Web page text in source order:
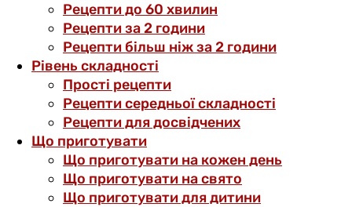
Рецепти до 60 хвилин
Рецепти за 2 години
Рецепти більш ніж за 2 години
Рівень складності
Прості рецепти
Рецепти середньої складності
Рецепти для досвідчених
Що приготувати
Що приготувати на кожен день
Що приготувати на свято
Що приготувати для дитини